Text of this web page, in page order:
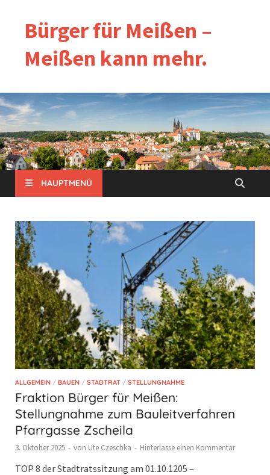
Bürger für Meißen –
Meißen kann mehr.
HAUPTMENÜ
ALLGEMEIN / BAUEN / STADTRAT / STELLUNGNAHME
Fraktion Bürger für Meißen:
Stellungnahme zum Bauleitverfahren
Pfarrgasse Zscheila
3. Oktober 2025 - von Ute Czeschka - Hinterlasse einen Kommentar
TOP 8 der Stadtratssitzung am 01.10.1205 –